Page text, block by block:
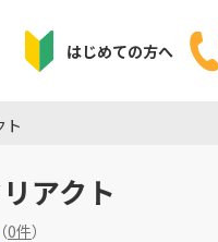
はじめての方へ
ト
アクト
（0件）